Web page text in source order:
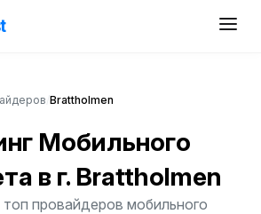
Brattholmen
Мобильного
в г. Brattholmen
провайдеров мобильного